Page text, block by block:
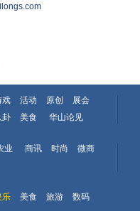
戏 活动 原创
展会
卦 美食 华山论见
业 商讯 时尚
微商
乐 美食 旅游
数码